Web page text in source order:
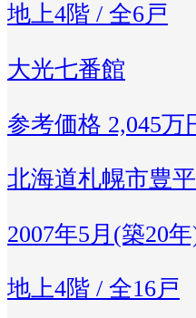
地上4階 / 全6戸
大光七番館
参考価格 2,045万
北海道札幌市豊
2007年5月(築20
地上4階 / 全16戸